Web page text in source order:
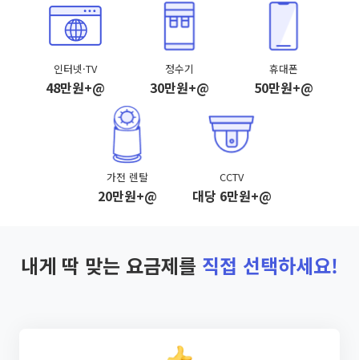
인터넷·TV
48만원+@
정수기
30만원+@
휴대폰
50만원+@
가전 렌탈
20만원+@
CCTV
대당 6만원+@
내게 딱 맞는 요금제를 직접 선택하세요!